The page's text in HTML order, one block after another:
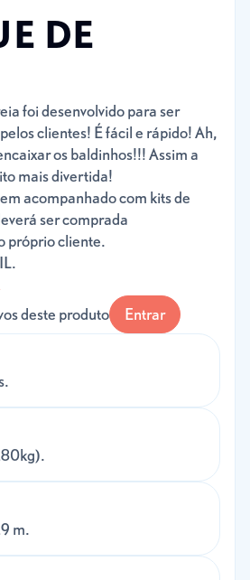
DE
foi desenvolvido para ser
clientes! É fácil e rápido! Ah,
os baldinhos!!! Assim a
mais divertida!
acompanhado com kits de
ser comprada
próprio cliente.
deste produto
Entrar
m.